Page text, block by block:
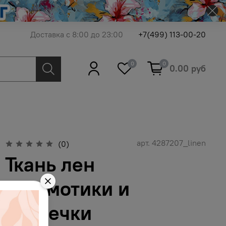
Доставка с 8:00 до 23:00 +7(499) 113-00-20
0 0 0.00 руб
(0) арт. 4287207_linen
Ткань лен
бегемотики и
сердечки